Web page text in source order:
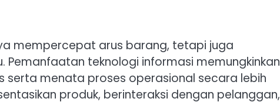
mempercepat arus barang, tetapi juga
teknologi informasi memungkinkan
serta menata proses operasional secara lebih
produk, berinteraksi dengan pelanggan,